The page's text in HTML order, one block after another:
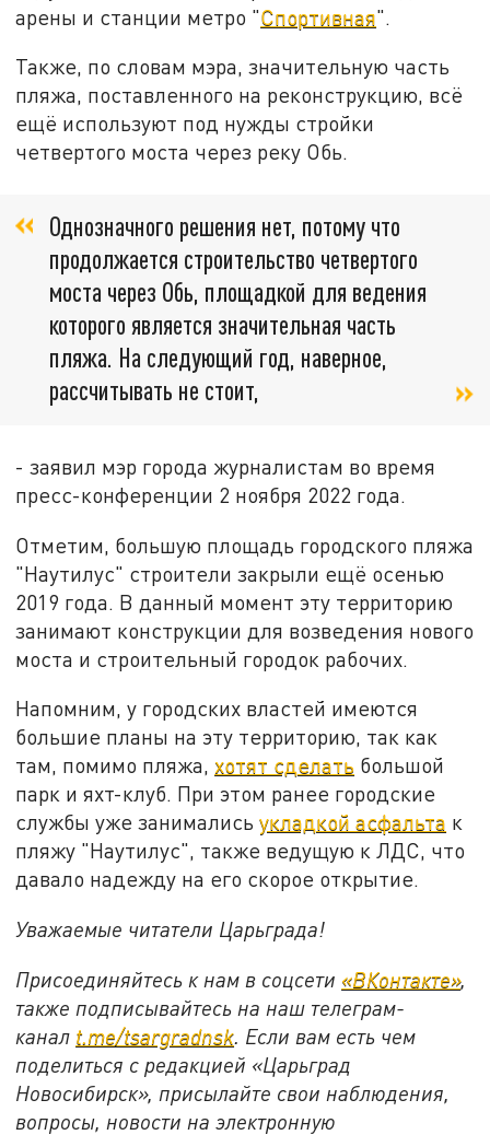
арены и станции метро "Спортивная".
Также, по словам мэра, значительную часть
пляжа, поставленного на реконструкцию, всё
ещё используют под нужды стройки
четвертого моста через реку Обь.
Однозначного решения нет, потому что
продолжается строительство четвертого
моста через Обь, площадкой для ведения
которого является значительная часть
пляжа. На следующий год, наверное,
рассчитывать не стоит,
- заявил мэр города журналистам во время
пресс-конференции 2 ноября 2022 года.
Отметим, большую площадь городского пляжа
"Наутилус" строители закрыли ещё осенью
2019 года. В данный момент эту территорию
занимают конструкции для возведения нового
моста и строительный городок рабочих.
Напомним, у городских властей имеются
большие планы на эту территорию, так как
там, помимо пляжа, хотят сделать большой
парк и яхт-клуб. При этом ранее городские
службы уже занималисьукладкой асфальта к
пляжу "Наутилус", также ведущую к ЛДС, что
давало надежду на его скорое открытие.
Уважаемые читатели Царьграда!
Присоединяйтесь к нам в соцсети «ВКонтакте»,
также подписывайтесь на наш телеграм-
канал t.me/tsargradnsk. Если вам есть чем
поделиться с редакцией «Царьград
Новосибирск», присылайте свои наблюдения,
вопросы, новости на электронную